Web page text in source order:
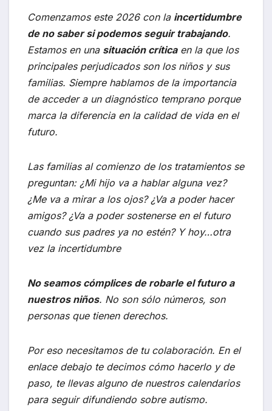
Comenzamos este 2026 con la incertidumbre
de no saber si podemos seguir trabajando.
Estamos en una situación críticaen la que los
principales perjudicados son los niños y sus
familias. Siempre hablamos de la importancia
de acceder a un diagnóstico temprano porque
marca la diferencia en la calidad de vida en el
futuro.
Las familias al comienzo de los tratamientos se
preguntan: ¿Mi hijo va a hablar alguna vez?
¿Me va a mirar a los ojos? ¿Va a poder hacer
amigos? ¿Va a poder sostenerse en el futuro
cuando sus padres ya no estén? Y hoy…otra
vez la incertidumbre
No seamos cómplices de robarle el futuro a
nuestros niños. No son sólo números, son
personas que tienen derechos.
Por eso necesitamos de tu colaboración. En el
enlace debajo te decimos cómo hacerlo y de
paso, te llevas alguno de nuestros calendarios
para seguir difundiendo sobre autismo.